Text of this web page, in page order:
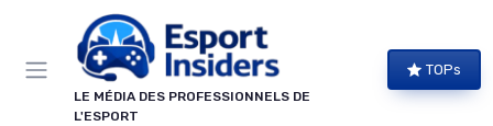
LE MÉDIA DES PROFESSIONNELS DE
L'ESPORT
TOPs
Panneau de gestion des cookies